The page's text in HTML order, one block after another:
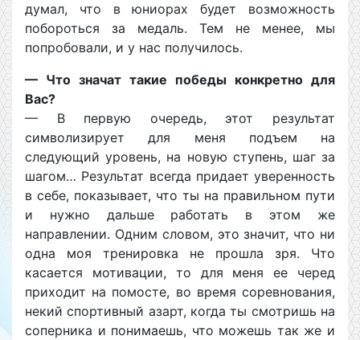
думал, что в юниорах будет возможность
побороться за медаль. Тем не менее, мы
попробовали, и у нас получилось.
— Что значат такие победы конкретно для
Вас?
— В первую очередь, этот результат
символизирует для меня подъем на
следующий уровень, на новую ступень, шаг за
шагом… Результат всегда придает уверенность
в себе, показывает, что ты на правильном пути
и нужно дальше работать в этом же
направлении. Одним словом, это значит, что ни
одна моя тренировка не прошла зря. Что
касается мотивации, то для меня ее черед
приходит на помосте, во время соревнования,
некий спортивный азарт, когда ты смотришь на
соперника и понимаешь, что можешь так же и